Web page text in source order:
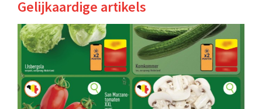
Gelijkaardige artikels